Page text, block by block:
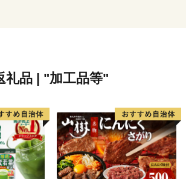
礼品 | "加工品等"